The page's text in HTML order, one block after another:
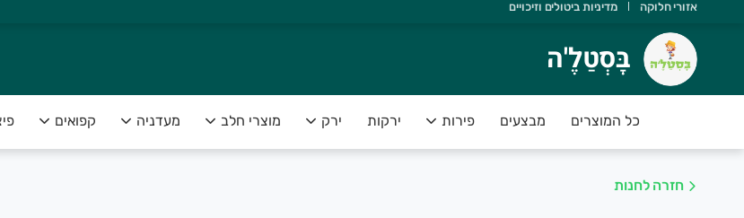
בָּסְטַלֶ'ה
חשוב שתדעו ש:
✅ הפירות והירקות בסטנדרט פרימיום
אזורי חלוקה מדיניות ביטולים וזיכויים
בָּסְטַלֶ'ה
כל המוצרים מבצעים פירות ירקות ירק מוצרי חלב מעדניה קפואים
חזרה לחנות